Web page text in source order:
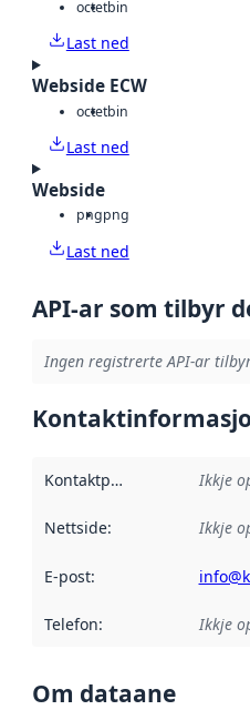
octetbin
Last ned
Webside ECW
octetbin
Last ned
Webside
pngpng
Last ned
API-ar som tilbyr
Ingen registrerte API-ar
Kontaktpunkt Ikkje
Nettside: Ikkje
E-post:
Telefon: Ikkje
Om dataane